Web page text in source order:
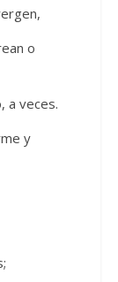
o
a veces.
y